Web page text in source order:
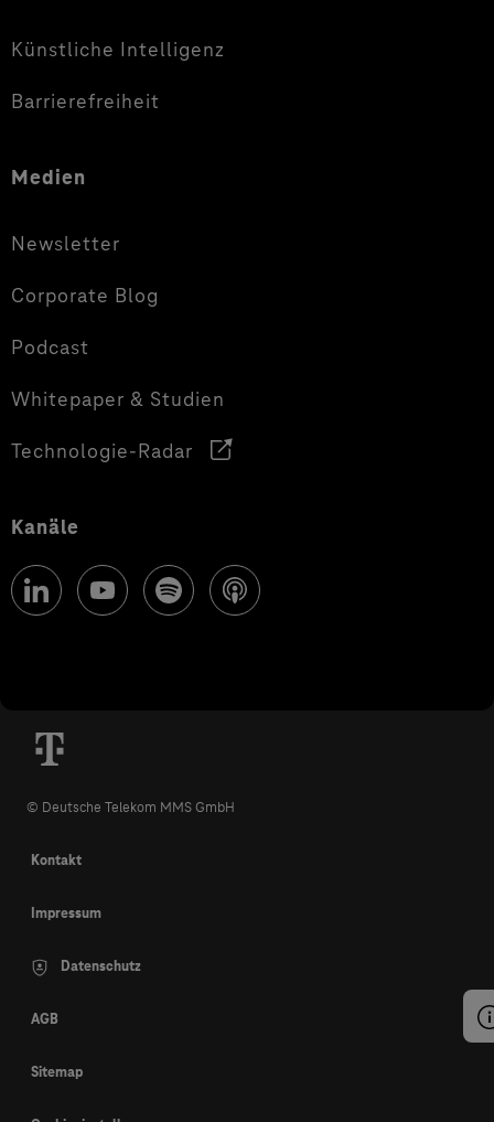
Künstliche Intelligenz
Barrierefreiheit
Medien
Newsletter
Corporate Blog
Podcast
Whitepaper & Studien
Technologie-Radar
Kanäle
© Deutsche Telekom MMS GmbH
Kontakt
Impressum
Datenschutz
AGB
Sitemap